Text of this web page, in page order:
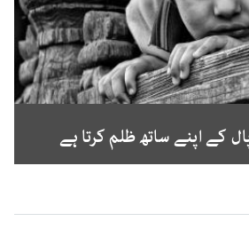
کے اپنے ساتھ ظلم کرتا ہے